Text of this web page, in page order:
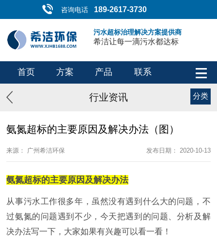
咨询电话 189-2617-3730
污水超标治理解决方案提供商
希洁让每一滴污水都达标
首页 方案 产品 联系
行业资讯 分类
氨氮超标的主要原因及解决办法（图）
来源： 广州希洁环保 发布日期： 2020-10-13
氨氮超标的主要原因及解决办法
从事污水工作很多年，虽然没有遇到什么大的问题，不
过氨氮的问题遇到不少，今天把遇到的问题、分析及解
决办法写一下，大家如果有兴趣可以看一看！